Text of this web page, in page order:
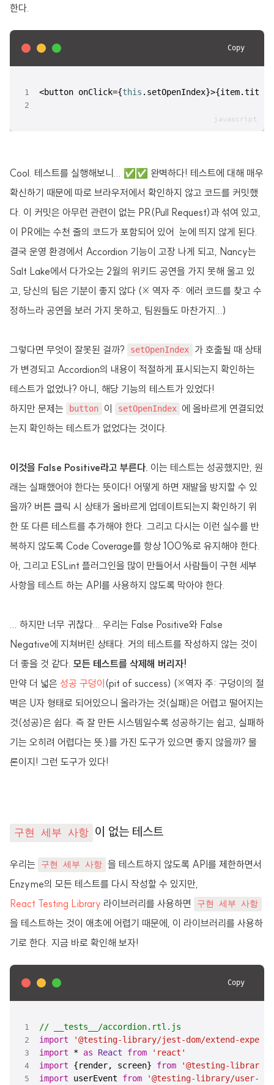
한다.
Copy
<button onClick={this . setOpenIndex}>{item.title
Cool. 테스트를 실행해보니... ✅✅ 완벽하다! 테스트에 대해 매우
확신하기 때문에 따로 브라우저에서 확인하지 않고 코드를 커밋했
다. 이 커밋은 아무런 관련이 없는 PR(Pull Request)과 섞여 있고,
이 PR에는 수천 줄의 코드가 포함되어 있어 눈에 띄지 않게 된다.
결국 운영 환경에서 Accordion 기능이 고장 나게 되고, Nancy는
Salt Lake에서 다가오는 2월의 위키드 공연을 가지 못해 울고 있
고, 당신의 팀은 기분이 좋지 않다 (※ 역자 주: 에러 코드를 찾고 수
정하느라 공연을 보러 가지 못하고, 팀원들도 마찬가지...)
그렇다면 무엇이 잘못된 걸까? setOpenIndex
가 호출될 때 상태
가 변경되고 Accordion의 내용이 적절하게 표시되는지 확인하는
테스트가 없었나? 아니, 해당 기능의 테스트가 있었다!
하지만 문제는
button 이 setOpenIndex 에 올바르게 연결되었
는지 확인하는 테스트가 없었다는 것이다.
이것을 False Positive라고 부른다. 이는 테스트는 성공했지만, 원
래는 실패했어야 한다는 뜻이다! 어떻게 하면 재발을 방지할 수 있
을까? 버튼 클릭 시 상태가 올바르게 업데이트되는지 확인하기 위
한 또 다른 테스트를 추가해야 한다. 그리고 다시는 이런 실수를 반
복하지 않도록 Code Coverage를 항상 100%로 유지해야 한다.
아, 그리고 ESLint 플러그인을 많이 만들어서 사람들이 구현 세부
사항을 테스트 하는 API를 사용하지 않도록 막아야 한다.
... 하지만 너무 귀찮다... 우리는 False Positive와 False
Negative에 지쳐버린 상태다. 거의 테스트를 작성하지 않는 것이
더 좋을 것 같다. 모든 테스트를 삭제해 버리자!
만약 더 넓은 성공 구덩이 (pit of success) (※역자 주: 구덩이의 절
벽은 U자 형태로 되어있으니 올라가는 것(실패)은 어렵고 떨어지는
것(성공)은 쉽다. 즉 잘 만든 시스템일수록 성공하기는 쉽고, 실패하
기는 오히려 어렵다는 뜻.)를 가진 도구가 있으면 좋지 않을까? 물
론이지! 그런 도구가 있다!
구현 세부 사항 이 없는 테스트
우리는 구현 세부 사항 을 테스트하지 않도록 API를 제한하면서
Enzyme의 모든 테스트를 다시 작성할 수 있지만,
React Testing Library 라이브러리를 사용하면 구현 세부 사항
을 테스트하는 것이 애초에 어렵기 때문에, 이 라이브러리를 사용하
기로 한다. 지금 바로 확인해 보자!
Copy
// __tests__/accordion.rtl.js
import
'@testing-library/jest-dom/extend-expect'
import * as React from
'react'
import {render, screen} from
'@testing-library/
import userEvent from
'@testing-library/user-